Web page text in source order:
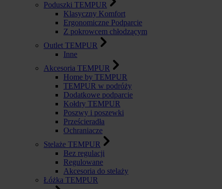
Poduszki TEMPUR
Klasyczny Komfort
Ergonomiczne Podparcie
Z pokrowcem chłodzącym
Outlet TEMPUR
Inne
Akcesoria TEMPUR
Home by TEMPUR
TEMPUR w podróży
Dodatkowe podparcie
Kołdry TEMPUR
Poszwy i poszewki
Prześcieradła
Ochraniacze
Stelaże TEMPUR
Bez regulacji
Regulowane
Akcesoria do stelaży
Łóżka TEMPUR